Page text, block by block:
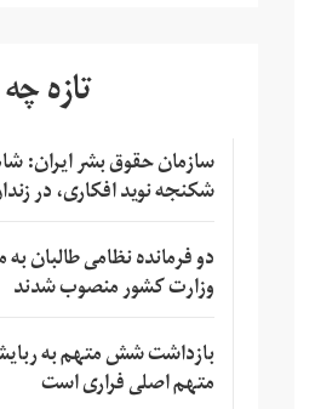
تازه
سازمان حقوق بشر ایران:
شکنجه نوید افکاری، در
دو فرمانده نظامی طالبان
وزارت کشور منصوب شدند
بازداشت شش متهم به
متهم اصلی فراری است